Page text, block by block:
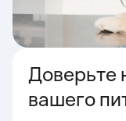
Доверьте
вашего